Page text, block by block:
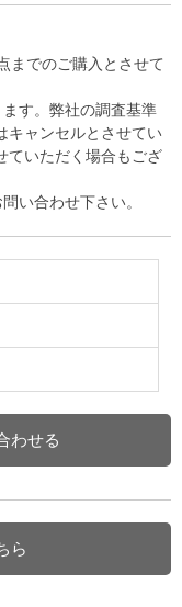
までのご購入とさせて
す。弊社の調査基準
キャンセルとさせてい
ていただく場合もござ
い合わせ下さい。
わせる
ら